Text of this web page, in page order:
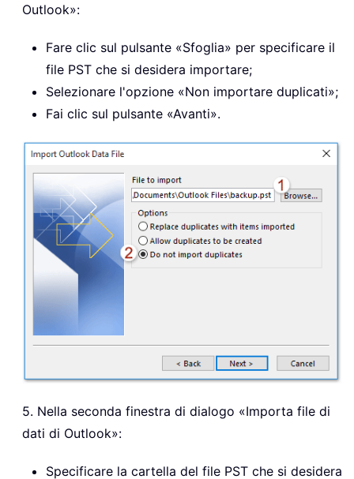
Outlook»:
Fare clic sul pulsante «Sfoglia» per specificare il
file PST che si desidera importare;
Selezionare l'opzione «Non importare duplicati»;
Fai clic sul pulsante «Avanti».
5. Nella seconda finestra di dialogo «Importa file di
dati di Outlook»:
Specificare la cartella del file PST che si desidera